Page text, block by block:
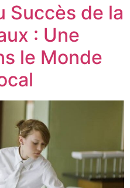
Succès de la
: Une
le Monde